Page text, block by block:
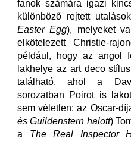
fanok számára igazi
különböző rejtett
Easter Egg), melyeket
elkötelezett Christie-
például, hogy az angol
lakhelye az art deco
található, ahol a
sorozatban Poirot is
sem véletlen: az Oscar-
és Guildenstern halott)
a The Real Inspector